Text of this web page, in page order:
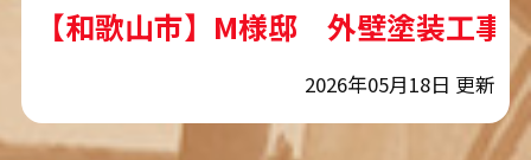
【和歌山市】M様邸 外壁塗装工事
2026年05月18日 更新
コーキング工事